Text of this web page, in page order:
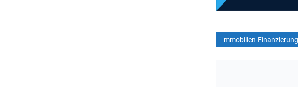
Immobilien-Finanzierung